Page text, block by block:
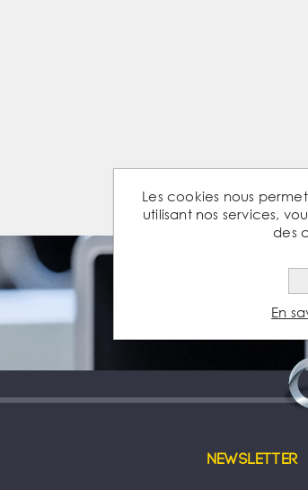
Newsletter
Les cookies nous
utilisant nos services,
des
En